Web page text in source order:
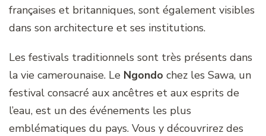
françaises et britanniques, sont également visibles
dans son architecture et ses institutions.
Les festivals traditionnels sont très présents dans
la vie camerounaise. Le Ngondo chez les Sawa, un
festival consacré aux ancêtres et aux esprits de
l’eau, est un des événements les plus
emblématiques du pays. Vous y découvrirez des